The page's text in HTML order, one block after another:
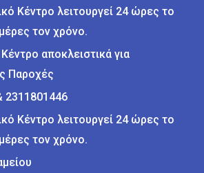
Κέντρο λειτουργεί 24 ώρες το
τον χρόνο.
αποκλειστικά για
Παροχές
2311801446
Κέντρο λειτουργεί 24 ώρες το
τον χρόνο.